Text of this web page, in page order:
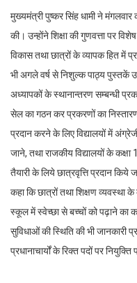
मुख्यमंत्री पुष्कर सिंह धामी ने मंगलवार
की। उन्होंने शिक्षा की गुणवत्ता पर
विकास तथा छात्रों के व्यापक हित में
भी अगले वर्ष से निशुल्क पाठ्य पुस्तकें
अध्यापकों के स्थानान्तरण सम्बन्धी
सेल का गठन कर प्रकरणों का
प्रदान करने के लिए विद्यालयों में
जाने, तथा राजकीय विद्यालयों के
तैयारी के लिये छात्रवृत्ति प्रदान किये
कहा कि छात्रों तथा शिक्षण व्यवस्था
स्कूल में स्वेच्छा से बच्चों को पढ़ाने का
सुविधाओं की स्थिति की भी जानकारी
प्रधानाचार्यों के रिक्त पदों पर